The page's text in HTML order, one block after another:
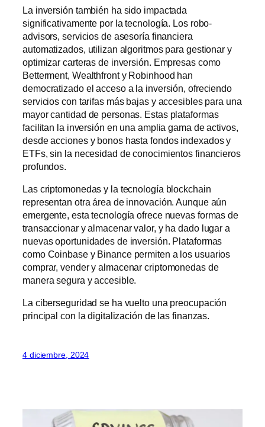
La inversión también ha sido impactada
significativamente por la tecnología. Los robo-
advisors, servicios de asesoría financiera
automatizados, utilizan algoritmos para gestionar y
optimizar carteras de inversión. Empresas como
Betterment, Wealthfront y Robinhood han
democratizado el acceso a la inversión, ofreciendo
servicios con tarifas más bajas y accesibles para una
mayor cantidad de personas. Estas plataformas
facilitan la inversión en una amplia gama de activos,
desde acciones y bonos hasta fondos indexados y
ETFs, sin la necesidad de conocimientos financieros
profundos.
Las criptomonedas y la tecnología blockchain
representan otra área de innovación. Aunque aún
emergente, esta tecnología ofrece nuevas formas de
transaccionar y almacenar valor, y ha dado lugar a
nuevas oportunidades de inversión. Plataformas
como Coinbase y Binance permiten a los usuarios
comprar, vender y almacenar criptomonedas de
manera segura y accesible.
La ciberseguridad se ha vuelto una preocupación
principal con la digitalización de las finanzas.
4 diciembre, 2024